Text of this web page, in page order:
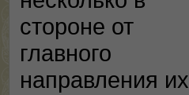
стороне от
главного
направления их